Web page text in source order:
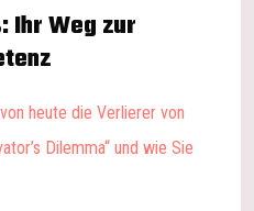
Ihr Weg zur
heute die Verlierer von
Dilemma“ und wie Sie